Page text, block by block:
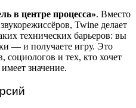
в центре процесса». Вместо
Twine делает
технических барьеров: вы
— и получаете игру. Это
социологов и тех, кто хочет
значение.